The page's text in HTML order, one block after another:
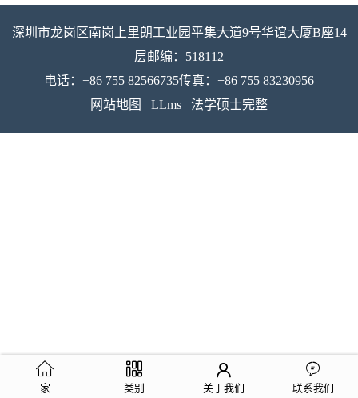
深圳市龙岗区南岗上里朗工业园平集大道9号华谊大厦B座14
层邮编：518112
电话：+86 755 82566735传真：+86 755 83230956
网站地图
LLms 法学硕士完整
家 类别 关于我们 联系我们